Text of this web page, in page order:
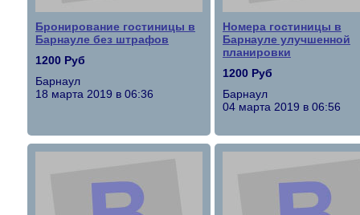
Бронирование гостиницы в
Барнауле без штрафов
1200 Руб
Барнаул
18 марта 2019 в 06:36
Номера гостиницы в
Барнауле улучшенной
планировки
1200 Руб
Барнаул
04 марта 2019 в 06:56